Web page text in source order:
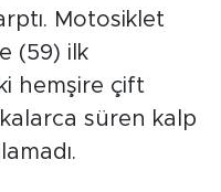
Motosiklet
(59) ilk
hemşire çift
süren kalp